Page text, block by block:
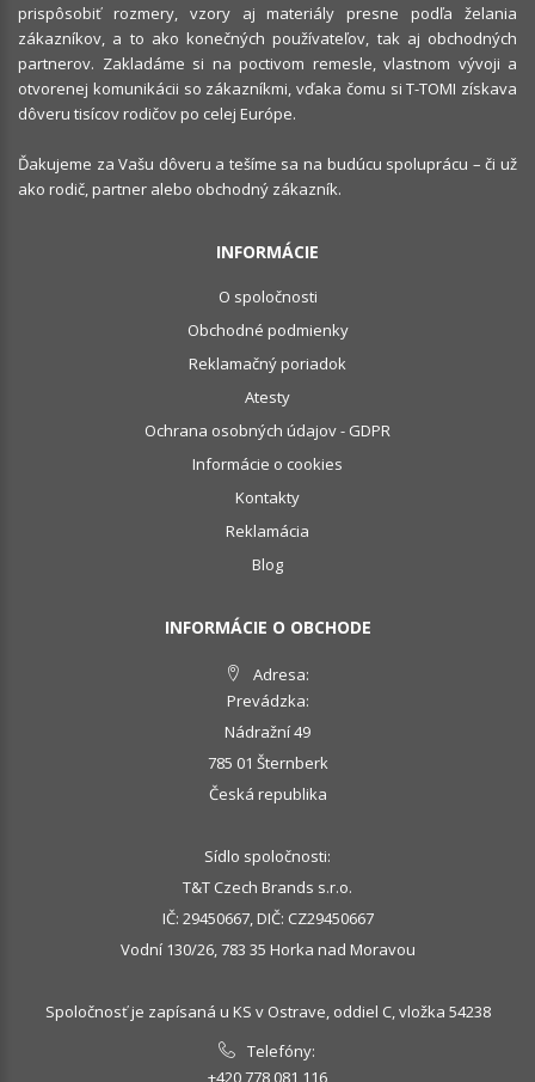
prispôsobiť rozmery, vzory aj materiály presne podľa želania
zákazníkov, a to ako konečných používateľov, tak aj obchodných
partnerov. Zakladáme si na poctivom remesle, vlastnom vývoji a
otvorenej komunikácii so zákazníkmi, vďaka čomu si T-TOMI získava
dôveru tisícov rodičov po celej Európe.
Ďakujeme za Vašu dôveru a tešíme sa na budúcu spoluprácu – či už
ako rodič, partner alebo obchodný zákazník.
INFORMÁCIE
O spoločnosti
Obchodné podmienky
Reklamačný poriadok
Atesty
Ochrana osobných údajov - GDPR
Informácie o cookies
Kontakty
Reklamácia
Blog
INFORMÁCIE O OBCHODE
Adresa:
Prevádzka:
Nádražní 49
785 01 Šternberk
Česká republika
Sídlo spoločnosti:
T&T Czech Brands s.r.o.
IČ: 29450667, DIČ: CZ29450667
Vodní 130/26, 783 35 Horka nad Moravou
Spoločnosť je zapísaná u KS v Ostrave, oddiel C, vložka 54238
Telefóny:
+420 778 081 116